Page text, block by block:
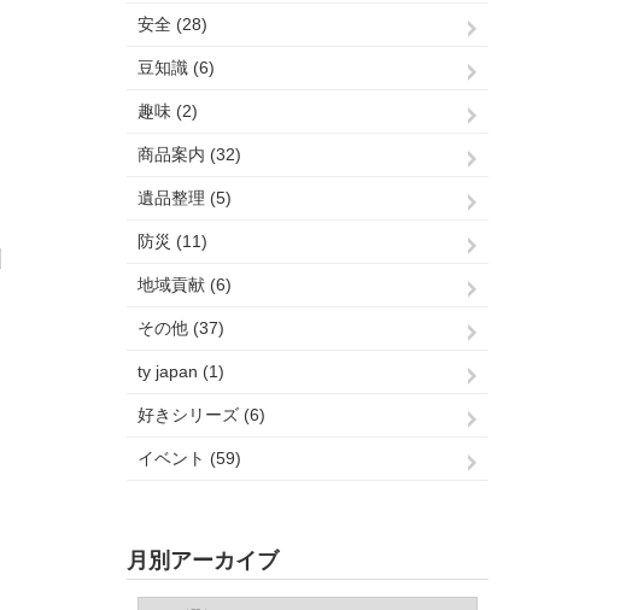
安全 (28)
豆知識 (6)
趣味 (2)
商品案内 (32)
遺品整理 (5)
防災 (11)
地域貢献 (6)
その他 (37)
ty japan (1)
好きシリーズ (6)
イベント (59)
月別アーカイブ